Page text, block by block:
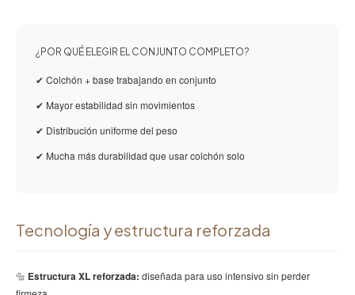
¿POR QUÉ ELEGIR EL CONJUNTO COMPLETO?
✔ Colchón + base trabajando en conjunto
✔ Mayor estabilidad sin movimientos
✔ Distribución uniforme del peso
✔ Mucha más durabilidad que usar colchón solo
Tecnología y estructura reforzada
🔩 Estructura XL reforzada: diseñada para uso intensivo sin perder